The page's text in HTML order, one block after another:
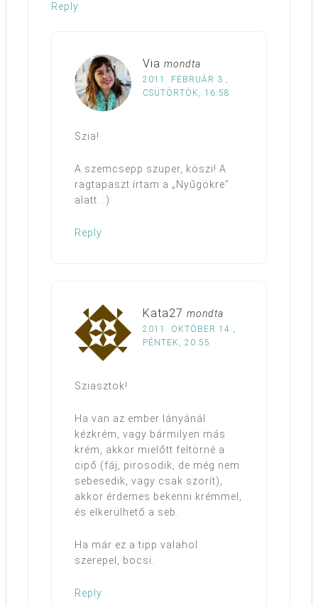
Reply
Via mondta
2011. FEBRUÁR 3.,
CSÜTÖRTÖK, 16:58
Szia!
A szemcsepp szuper, köszi! A
ragtapaszt írtam a „Nyűgökre”
alatt. :)
Reply
Kata27 mondta
2011. OKTÓBER 14.,
PÉNTEK, 20:55
Sziasztok!
Ha van az ember lányánál
kézkrém, vagy bármilyen más
krém, akkor mielőtt feltörné a
cipő (fáj, pirosodik, de még nem
sebesedik, vagy csak szorít),
akkor érdemes bekenni krémmel,
és elkerülhető a seb.
Ha már ez a tipp valahol
szerepel, bocsi.
Reply